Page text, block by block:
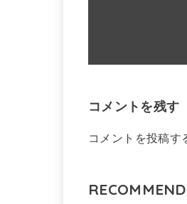
コメントを残す
コメントを投稿す
RECOMMEND